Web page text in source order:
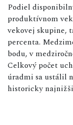
Podiel
produktívnom
vekovej skupine,
percenta.
bodu, v
Celkový počet
úradmi sa ustálil
historicky